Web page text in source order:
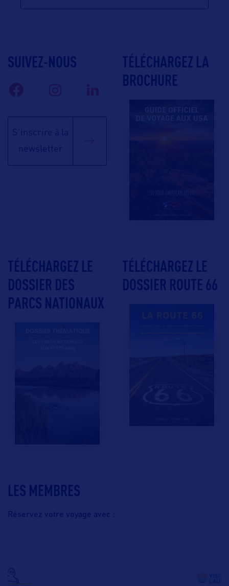
LES MEMBRES
Réservez votre voyage avec :
SUIVEZ-NOUS
S'inscrire à la
newsletter
TÉLÉCHARGEZ LA
BROCHURE
TÉLÉCHARGEZ LE
DOSSIER DES
PARCS NATIONAUX
TÉLÉCHARGEZ LE
DOSSIER ROUTE 66